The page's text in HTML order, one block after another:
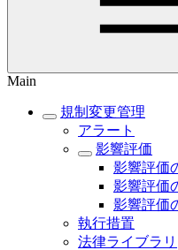
Main
規制変更管理
アラート
影響評価
影響評価
影響評価
影響評価
執行措置
法律ライブラリ